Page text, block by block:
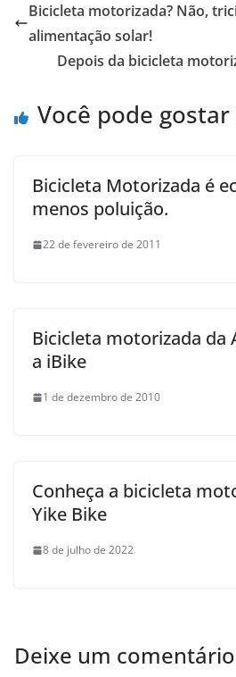
Bicicleta motorizada? Não,
alimentação solar!
Depois da bicicleta
Você pode
Bicicleta Motorizada é
menos poluição.
22 de fevereiro de 2011
Bicicleta motorizada da
a iBike
1 de dezembro de 2010
Conheça a bicicleta
Yike Bike
8 de julho de 2022
Deixe um comentário